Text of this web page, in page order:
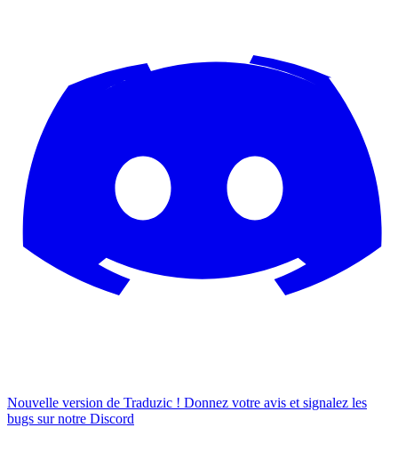
Nouvelle version de Traduzic ! Donnez votre avis et signalez les
bugs sur notre Discord